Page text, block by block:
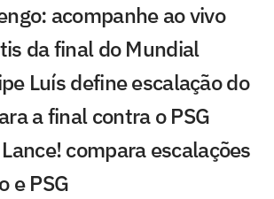
acompanhe ao vivo
da final do Mundial
Luís define escalação do
a final contra o PSG
compara escalações
e PSG